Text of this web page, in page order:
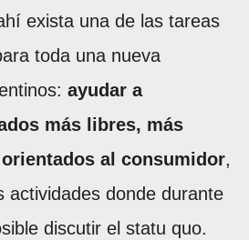
exista una de las tareas
toda una nueva
ayudar a
más libres, más
al consumidor,
actividades donde durante
discutir el statu quo.